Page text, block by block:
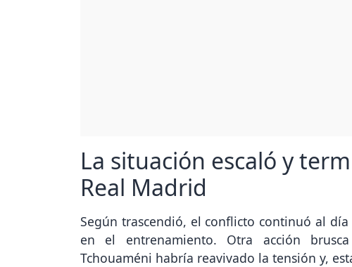
La situación escaló y
Real Madrid
Según trascendió, el conflicto continuó al
en el entrenamiento. Otra acción
Tchouaméni habría reavivado la tensión y,